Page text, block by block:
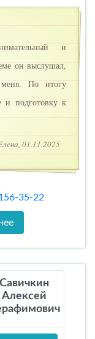
и
он выслушал,
меня. По итогу
и подготовку к
01.11.2025
35-22
Савичкин
Алексей